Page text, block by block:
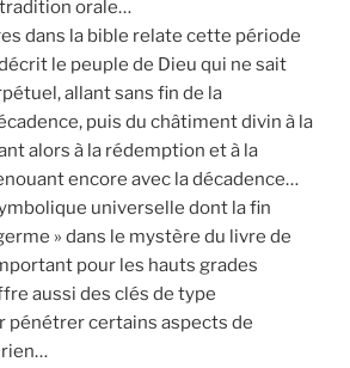
tradition orale…
dans la bible relate cette période
le peuple de Dieu qui ne sait
allant sans fin de la
puis du châtiment divin à la
alors à la rédemption et à la
encore avec la décadence…
universelle dont la fin
» dans le mystère du livre de
pour les hauts grades
aussi des clés de type
pénétrer certains aspects de